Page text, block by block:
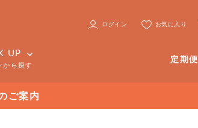
ログイン お気に入り
UP
から探す
定期便
ご案内